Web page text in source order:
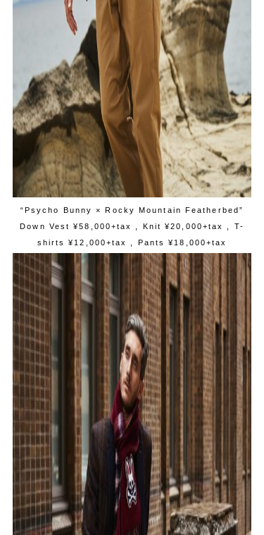
“Psycho Bunny × Rocky Mountain Featherbed”
Down Vest ¥58,000+tax , Knit ¥20,000+tax , T-
shirts ¥12,000+tax , Pants ¥18,000+tax